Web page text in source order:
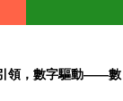
領，數字驅動——數